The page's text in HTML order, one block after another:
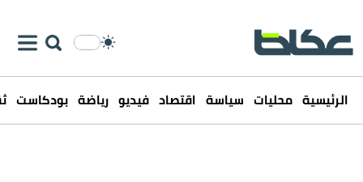
الرئيسية محليات سياسة اقتصاد فيديو رياضة بودكاست